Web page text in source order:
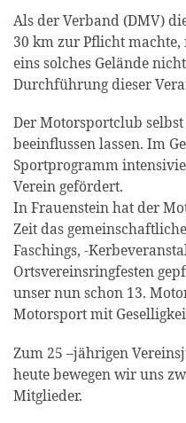
Als der Verband (DMV)
30 km zur Pflicht
eins solches Gelände
Durchführung dieser
Der Motorsportclub
beeinflussen lassen. Im
Sportprogramm
Verein gefördert.
In Frauenstein hat der
Zeit das
Faschings, -
Ortsvereinsringfesten
unser nun schon 13.
Motorsport mit
Zum 25 –jährigen
heute bewegen wir uns
Mitglieder.